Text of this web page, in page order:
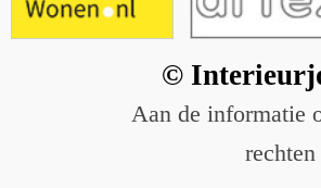
©
Aan de informatie